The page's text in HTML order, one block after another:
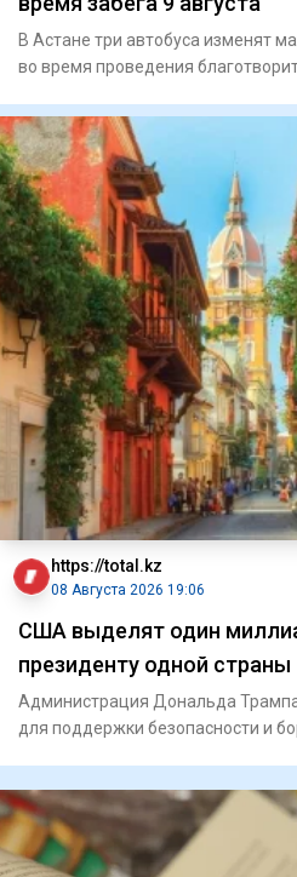
В Астане три автобуса изменят
во время проведения
https://total.kz
08 Августа 2026 19:06
США выделят один
президенту одной страны
Администрация Дональда
для поддержки безопасности и